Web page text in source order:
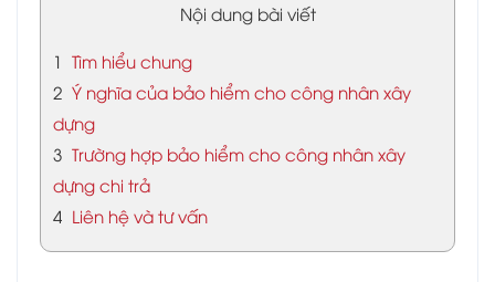
Nội dung bài viết
1 Tìm hiểu chung
2 Ý nghĩa của bảo hiểm cho công nhân xây
dựng
3 Trường hợp bảo hiểm cho công nhân xây
dựng chi trả
4 Liên hệ và tư vấn